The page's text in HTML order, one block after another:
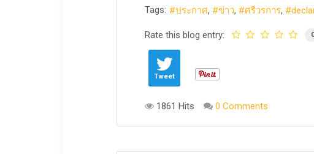
Tags:
ประกาศ ข่าว ศรีวรการ
Rate this blog entry: 0
Tweet
1861 Hits 0 Comments